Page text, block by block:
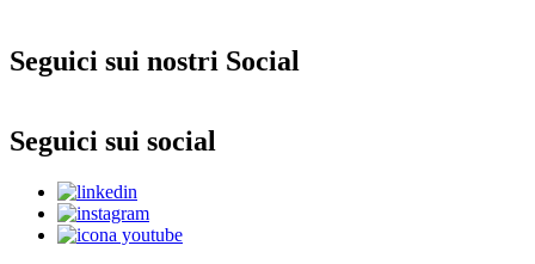
Seguici sui nostri Social
Seguici sui social